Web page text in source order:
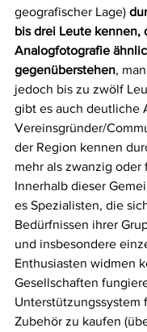
geografischer Lage)
bis drei Leute kennen,
Analogfotografie
gegenüberstehen,
jedoch bis zu zwölf
gibt es auch deutliche
Vereinsgründer/
der Region kennen
mehr als zwanzig oder
Innerhalb dieser
es Spezialisten, die
Bedürfnissen ihrer
und insbesondere
Enthusiasten widmen
Gesellschaften
Unterstützungssystem
Zubehör zu kaufen